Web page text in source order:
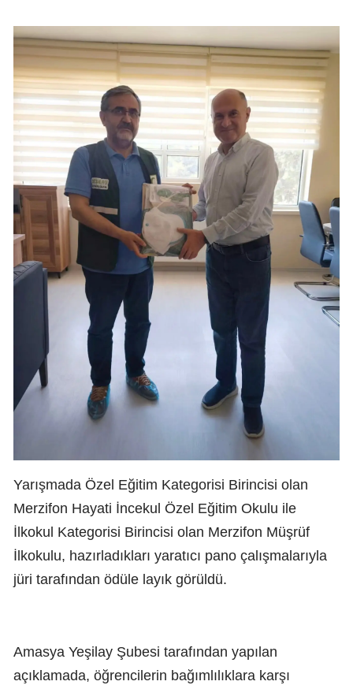
Yarışmada Özel Eğitim Kategorisi Birincisi olan
Merzifon Hayati İncekul Özel Eğitim Okulu ile
İlkokul Kategorisi Birincisi olan Merzifon Müşrüf
İlkokulu, hazırladıkları yaratıcı pano çalışmalarıyla
jüri tarafından ödüle layık görüldü.
Amasya Yeşilay Şubesi tarafından yapılan
açıklamada, öğrencilerin bağımlılıklara karşı